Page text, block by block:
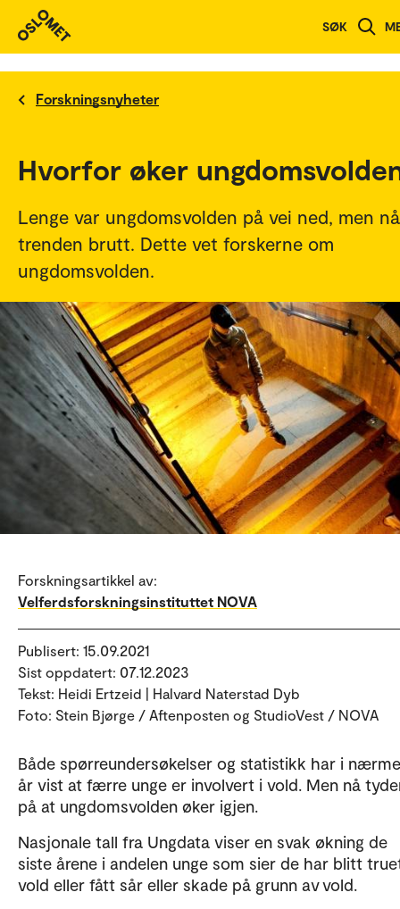
SØK
Forskningsnyheter
Hvorfor øker
Lenge var ungdomsvolden på vei ned, men
trenden brutt. Dette vet forskerne om
ungdomsvolden.
Forskningsartikkel av:
Velferdsforskningsinstituttet NOVA
Publisert: 15.09.2021
Sist oppdatert: 07.12.2023
Tekst: Heidi Ertzeid | Halvard Naterstad Dyb
Foto: Stein Bjørge / Aftenposten og StudioVest / NOVA
Både spørreundersøkelser og statistikk har i
år vist at færre unge er involvert i vold. Men nå
på at ungdomsvolden øker igjen.
Nasjonale tall fra Ungdata viser en svak økning de
siste årene i andelen unge som sier de har blitt
vold eller fått sår eller skade på grunn av vold.